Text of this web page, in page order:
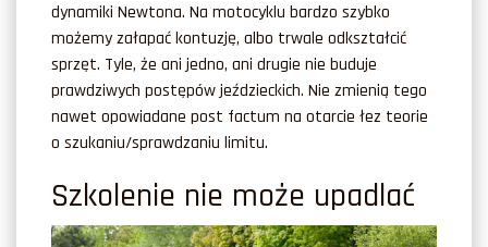
dynamiki Newtona. Na motocyklu bardzo szybko
możemy załapać kontuzję, albo trwale odkształcić
sprzęt. Tyle, że ani jedno, ani drugie nie buduje
prawdziwych postępów jeździeckich. Nie zmienią tego
nawet opowiadane post factum na otarcie łez teorie
o szukaniu/sprawdzaniu limitu.
Szkolenie nie może upadlać